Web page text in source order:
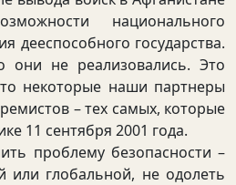
национального
дееспособного государства.
не реализовались. Это
некоторые наши партнеры
– тех самых, которые
11 сентября 2001 года.
проблему безопасности –
или глобальной, не одолеть